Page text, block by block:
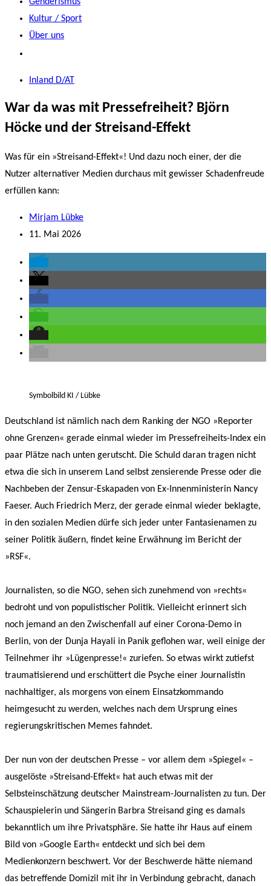
Genderismus
Kultur / Sport
Über uns
Inland D/AT
War da was mit Pressefreiheit? Björn
Höcke und der Streisand-Effekt
Was für ein »Streisand-Effekt«! Und dazu noch einer, der die
Nutzer alternativer Medien durchaus mit gewisser Schadenfreude
erfüllen kann:
Mirjam Lübke
11. Mai 2026
Symbolbild KI / Lübke
Deutschland ist nämlich nach dem Ranking der NGO »Reporter
ohne Grenzen« gerade einmal wieder im Pressefreiheits-Index ein
paar Plätze nach unten gerutscht. Die Schuld daran tragen nicht
etwa die sich in unserem Land selbst zensierende Presse oder die
Nachbeben der Zensur-Eskapaden von Ex-Innenministerin Nancy
Faeser. Auch Friedrich Merz, der gerade einmal wieder beklagte,
in den sozialen Medien dürfe sich jeder unter Fantasienamen zu
seiner Politik äußern, findet keine Erwähnung im Bericht der
»RSF«.
Journalisten, so die NGO, sehen sich zunehmend von »rechts«
bedroht und von populistischer Politik. Vielleicht erinnert sich
noch jemand an den Zwischenfall auf einer Corona-Demo in
Berlin, von der Dunja Hayali in Panik geflohen war, weil einige der
Teilnehmer ihr »Lügenpresse!« zuriefen. So etwas wirkt zutiefst
traumatisierend und erschüttert die Psyche einer Journalistin
nachhaltiger, als morgens von einem Einsatzkommando
heimgesucht zu werden, welches nach dem Ursprung eines
regierungskritischen Memes fahndet.
Der nun von der deutschen Presse – vor allem dem »Spiegel« –
ausgelöste »Streisand-Effekt« hat auch etwas mit der
Selbsteinschätzung deutscher Mainstream-Journalisten zu tun. Der
Schauspielerin und Sängerin Barbra Streisand ging es damals
bekanntlich um ihre Privatsphäre. Sie hatte ihr Haus auf einem
Bild von »Google Earth« entdeckt und sich bei dem
Medienkonzern beschwert. Vor der Beschwerde hätte niemand
das betreffende Domizil mit ihr in Verbindung gebracht, danach